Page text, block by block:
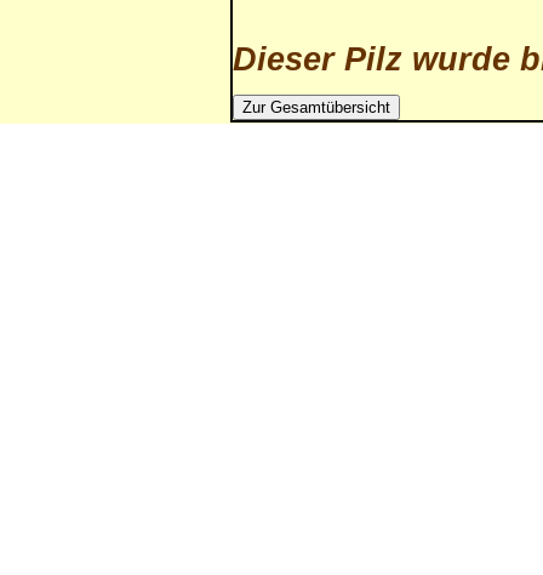
Dieser Pilz wurde